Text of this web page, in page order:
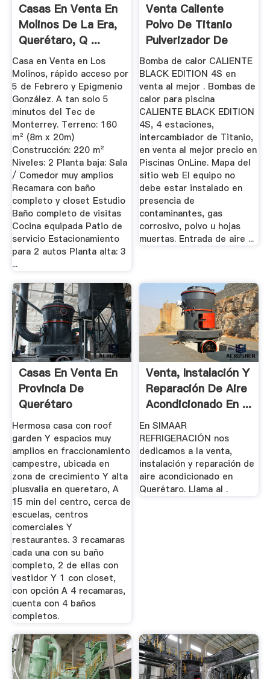
Casas En Venta En
Molinos De La Era,
Querétaro, Q ...
Casa en Venta en Los
Molinos, rápido acceso por
5 de Febrero y Epigmenio
González. A tan solo 5
minutos del Tec de
Monterrey. Terreno: 160
m² (8m x 20m)
Construcción: 220 m²
Niveles: 2 Planta baja: Sala
/ Comedor muy amplios
Recamara con baño
completo y closet Estudio
Baño completo de visitas
Cocina equipada Patio de
servicio Estacionamiento
para 2 autos Planta alta: 3
...
Venta Caliente
Polvo De Titanio
Pulverizador De
Aire ...
Bomba de calor CALIENTE
BLACK EDITION 4S en
venta al mejor . Bombas de
calor para piscina
CALIENTE BLACK EDITION
4S, 4 estaciones,
intercambiador de Titanio,
en venta al mejor precio en
Piscinas OnLine. Mapa del
sitio web El equipo no
debe estar instalado en
presencia de
contaminantes, gas
corrosivo, polvo u hojas
muertas. Entrada de aire ...
Casas En Venta En
Provincia De
Querétaro
Inmuebles24
Hermosa casa con roof
garden Y espacios muy
amplios en fraccionamiento
campestre, ubicada en
zona de crecimiento Y alta
plusvalia en queretaro, A
15 min del centro, cerca de
escuelas, centros
comerciales Y
restaurantes. 3 recamaras
cada una con su baño
completo, 2 de ellas con
vestidor Y 1 con closet,
con opción A 4 recamaras,
cuenta con 4 baños
completos.
Venta, Instalación Y
Reparación De Aire
Acondicionado En ...
En SIMAAR
REFRIGERACIÓN nos
dedicamos a la venta,
instalación y reparación de
aire acondicionado en
Querétaro. Llama al .